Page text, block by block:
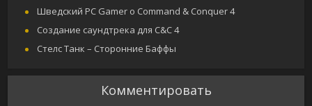
Шведский PC Gamer о Command & Conquer 4
Создание саундтрека для C&C 4
Стелс Танк – Сторонние Баффы
Комментировать